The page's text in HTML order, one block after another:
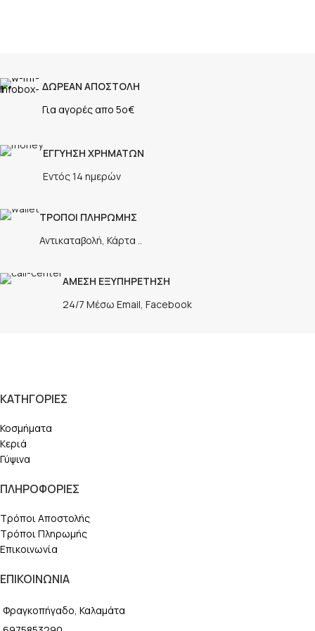
ΔΩΡΕΑΝ ΑΠΟΣΤΟΛΗ
Για αγορές απο 5ο€
ΕΓΓΥΗΣΗ ΧΡΗΜΑΤΩΝ
Εντός 14 ημερών
ΤΡΟΠΟΙ ΠΛΗΡΩΜΗΣ
Αντικαταβολή, Κάρτα ..
ΑΜΕΣΗ ΕΞΥΠΗΡΕΤΗΣΗ
24/7 Μέσω Email, Facebook
ΚΑΤΗΓΟΡΙΕΣ
Κοσμήματα
Κεριά
Γύψινα
ΠΛΗΡΟΦΟΡΙΕΣ
Τρόποι Αποστολής
Τρόποι Πληρωμής
Επικοινωνία
ΕΠΙΚΟΙΝΩΝΙΑ
Φραγκοπήγαδο, Καλαμάτα